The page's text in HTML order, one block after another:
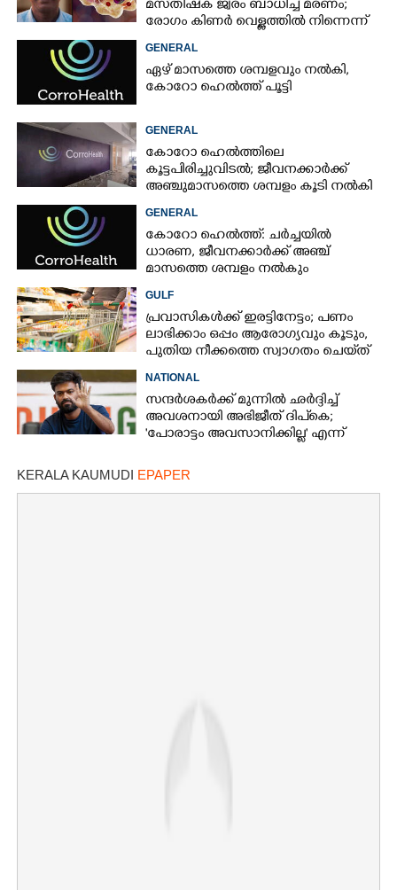
മസ്‌തിഷ്‌ക ജ്വരം ബാധിച്ച് മരണം;
രോഗം കിണർ വെള്ളത്തിൽ നിന്നെന്ന്
GENERAL
ഏഴ് മാസത്തെ ശമ്പളവും നൽകി,
കോറോ ഹെൽത്ത് പൂട്ടി
GENERAL
കോറോ ഹെൽത്തിലെ
കൂട്ടപിരിച്ചുവിടൽ; ജീവനക്കാർക്ക്
അഞ്ചുമാസത്തെ ശമ്പളം കൂടി നൽകി
GENERAL
കോറോ ഹെൽത്ത്: ചർച്ചയിൽ
ധാരണ, ജീവനക്കാർക്ക് അഞ്ച്
മാസത്തെ ശമ്പളം നൽകും
GULF
പ്രവാസികൾക്ക് ഇരട്ടിനേട്ടം; പണം
ലാഭിക്കാം ഒപ്പം ആരോഗ്യവും കൂടും,
പുതിയ നീക്കത്തെ സ്വാഗതം ചെയ്‌ത്
NATIONAL
സന്ദർശകർക്ക് മുന്നിൽ ഛർദ്ദിച്ച്
അവശനായി അഭിജീത് ദിപ്കെ;
'പോരാട്ടം അവസാനിക്കില്ല' എന്ന്
KERALA KAUMUDI EPAPER